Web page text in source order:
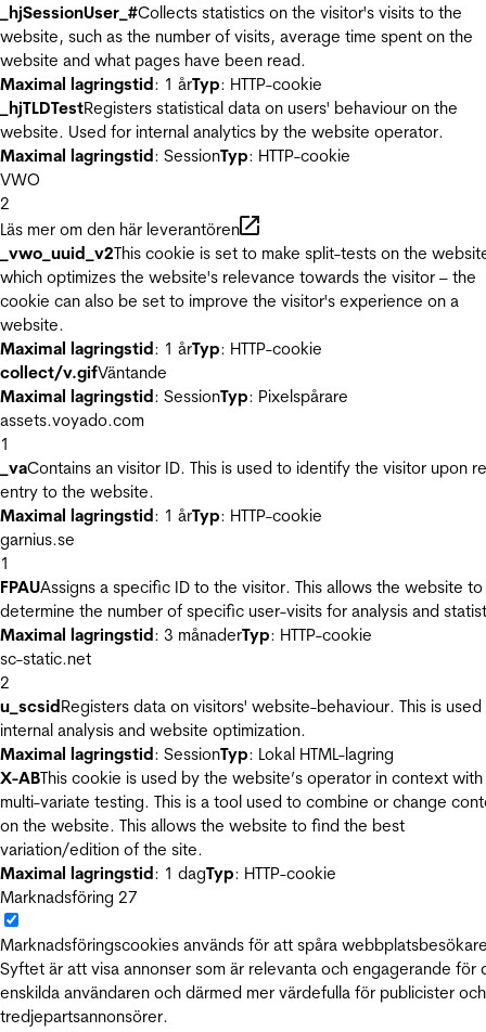
_hjSessionUser_#Collects statistics on the visitor's visits to the
website, such as the number of visits, average time spent on the
website and what pages have been read.
Maximal lagringstid: 1 årTyp: HTTP-cookie
_hjTLDTestRegisters statistical data on users' behaviour on the
website. Used for internal analytics by the website operator.
Maximal lagringstid: SessionTyp: HTTP-cookie
VWO
2
Läs mer om den här leverantören
_vwo_uuid_v2This cookie is set to make split-tests on the
which optimizes the website's relevance towards the visitor – the
cookie can also be set to improve the visitor's experience on a
website.
Maximal lagringstid: 1 årTyp: HTTP-cookie
collect/v.gifVäntande
Maximal lagringstid: SessionTyp: Pixelspårare
assets.voyado.com
1
_vaContains an visitor ID. This is used to identify the visitor upon
entry to the website.
Maximal lagringstid: 1 årTyp: HTTP-cookie
garnius.se
1
FPAUAssigns a specific ID to the visitor. This allows the website to
determine the number of specific user-visits for analysis and
Maximal lagringstid: 3 månaderTyp: HTTP-cookie
sc-static.net
2
u_scsidRegisters data on visitors' website-behaviour. This is
internal analysis and website optimization.
Maximal lagringstid: SessionTyp: Lokal HTML-lagring
X-ABThis cookie is used by the website’s operator in context with
multi-variate testing. This is a tool used to combine or change
on the website. This allows the website to find the best
variation/edition of the site.
Maximal lagringstid: 1 dagTyp: HTTP-cookie
Marknadsföring 27
Marknadsföringscookies används för att spåra
Syftet är att visa annonser som är relevanta och engagerande för
enskilda användaren och därmed mer värdefulla för publicister och
tredjepartsannonsörer.